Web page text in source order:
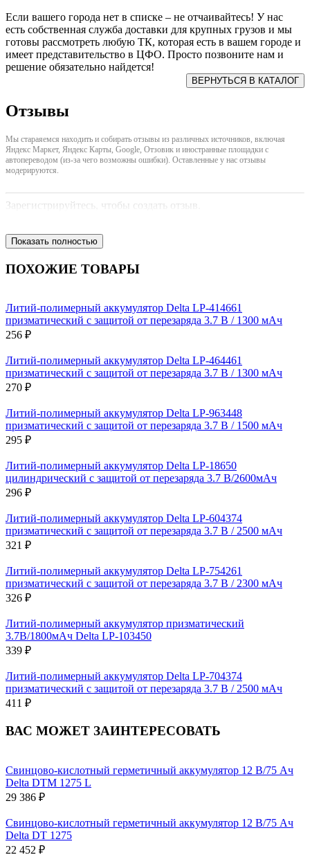
Если вашего города нет в списке – не отчаивайтесь! У нас
есть собственная служба доставки для крупных грузов и мы
готовы рассмотреть любую ТК, которая есть в вашем городе и
имеет представительство в ЦФО. Просто позвоните нам и
решение обязательно найдется!
Отзывы
Мы стараяемся находить и собирать отзывы из различных источников, включая
Яндекс Маркет, Яндекс Карты, Google, Отзовик и иностранные площадки с
автопереводом (из-за чего возможны ошибки). Оставленные у нас отзывы
модерируются.
Зарегистрируйтесь, чтобы создать отзыв.
Показать полностью
ПОХОЖИЕ ТОВАРЫ
Литий-полимерный аккумулятор Delta LP-414661
призматический с защитой от перезаряда 3.7 В / 1300 мАч
256 ₽
Литий-полимерный аккумулятор Delta LP-464461
призматический с защитой от перезаряда 3.7 В / 1300 мАч
270 ₽
Литий-полимерный аккумулятор Delta LP-963448
призматический с защитой от перезаряда 3.7 В / 1500 мАч
295 ₽
Литий-полимерный аккумулятор Delta LP-18650
цилиндрический с защитой от перезаряда 3.7 В/2600мАч
296 ₽
Литий-полимерный аккумулятор Delta LP-604374
призматический с защитой от перезаряда 3.7 В / 2500 мАч
321 ₽
Литий-полимерный аккумулятор Delta LP-754261
призматический с защитой от перезаряда 3.7 В / 2300 мАч
326 ₽
Литий-полимерный аккумулятор призматический
3.7В/1800мАч Delta LP-103450
339 ₽
Литий-полимерный аккумулятор Delta LP-704374
призматический с защитой от перезаряда 3.7 В / 2500 мАч
411 ₽
ВАС МОЖЕТ ЗАИНТЕРЕСОВАТЬ
Свинцово-кислотный герметичный аккумулятор 12 В/75 Ач
Delta DTM 1275 L
29 386 ₽
Свинцово-кислотный герметичный аккумулятор 12 В/75 Ач
Delta DT 1275
22 452 ₽